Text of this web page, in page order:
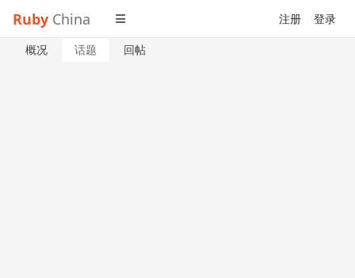
Ruby China 注册 登录
概况 话题 回帖